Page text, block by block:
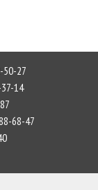
50-27
14
68-47